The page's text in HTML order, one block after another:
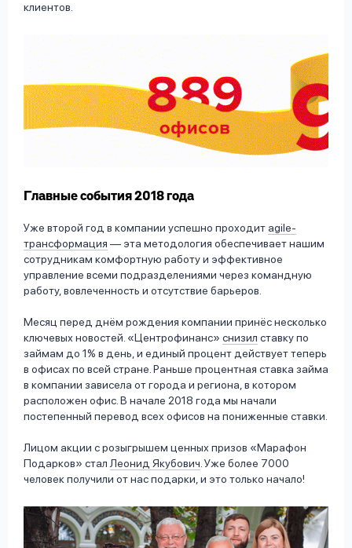
клиентов.
Главные события 2018 года
Уже второй год в компании успешно проходит agile-
трансформация — эта методология обеспечивает нашим
сотрудникам комфортную работу и эффективное
управление всеми подразделениями через командную
работу, вовлеченность и отсутствие барьеров.
Месяц перед днём рождения компании принёс несколько
ключевых новостей. «Центрофинанс» снизил ставку по
займам до 1% в день, и единый процент действует теперь
в офисах по всей стране. Раньше процентная ставка займа
в компании зависела от города и региона, в котором
расположен офис. В начале 2018 года мы начали
постепенный перевод всех офисов на пониженные ставки.
Лицом акции с розыгрышем ценных призов «Марафон
Подарков» стал Леонид Якубович . Уже более 7000
человек получили от нас подарки, и это только начало!